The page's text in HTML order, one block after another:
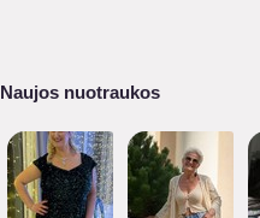
Naujos nuotraukos